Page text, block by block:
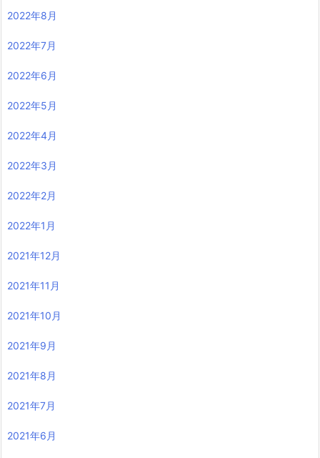
2022年8月
2022年7月
2022年6月
2022年5月
2022年4月
2022年3月
2022年2月
2022年1月
2021年12月
2021年11月
2021年10月
2021年9月
2021年8月
2021年7月
2021年6月